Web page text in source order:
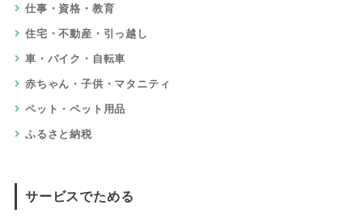
仕事・資格・教育
住宅・不動産・引っ越し
車・バイク・自転車
赤ちゃん・子供・マタニティ
ペット・ペット用品
ふるさと納税
サービスでためる